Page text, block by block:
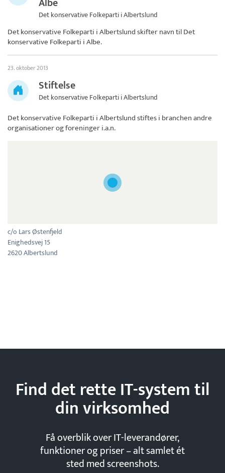
Det konservative Folkeparti i Albertslund
Det konservative Folkeparti i Albertslund skifter navn tilDet
konservative Folkeparti i Albe.
23. oktober 2013
Stiftelse
Det konservative Folkeparti i Albertslund
Det konservative Folkeparti i Albertslundstiftes i branchen andre
organisationer og foreninger i.a.n.
c/o Lars Østenfjeld
Enighedsvej 15
2620 Albertslund
Find det rette IT-system til
dinvirksomhed
Få overblik over IT-leverandører,
funktioner og priser – alt samlet ét
sted med screenshots.